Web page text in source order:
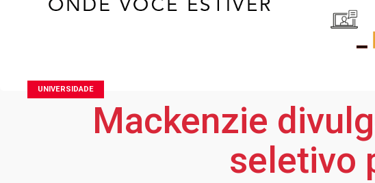
UNIVERSIDADE
Mackenzie
seletivo